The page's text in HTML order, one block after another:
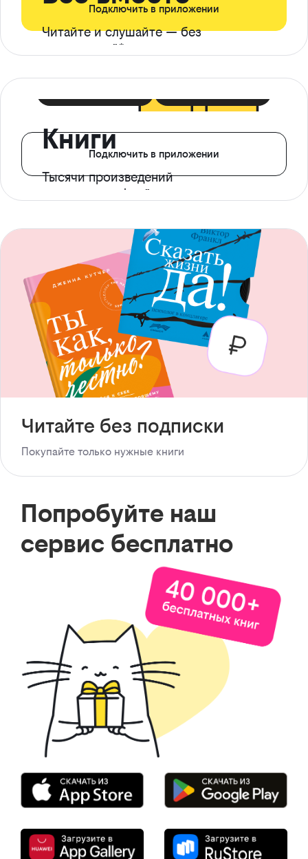
Читайте и слушайте — без
ограничений*
Подключить в приложении
Книги
Тысячи произведений
с доступом офлайн
Подключить в приложении
Читайте без подписки
Покупайте только нужные книги
Попробуйте наш
сервис бесплатно